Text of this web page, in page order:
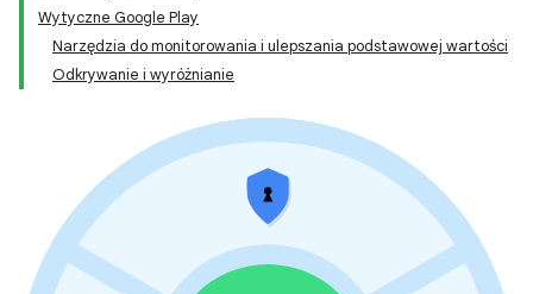
Wytyczne Google Play
Narzędzia do monitorowania i ulepszania podstawowej wartości
Odkrywanie i wyróżnianie